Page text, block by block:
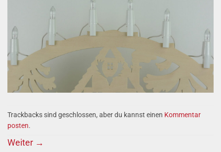
Trackbacks sind geschlossen, aber du kannst einen Kommentar
posten.
Weiter →